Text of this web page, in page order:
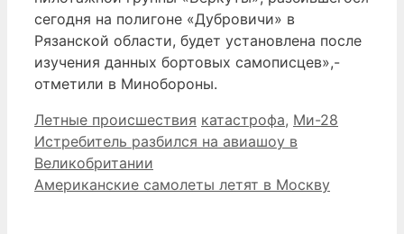
сегодня на полигоне «Дубровичи» в
Рязанской области, будет установлена после
изучения данных бортовых самописцев»,-
отметили в Минобороны.
Рубрики
Летные происшествия Метки
катастрофа, Ми-28
Истребитель разбился на авиашоу в
Великобритании
Американские самолеты летят в Москву